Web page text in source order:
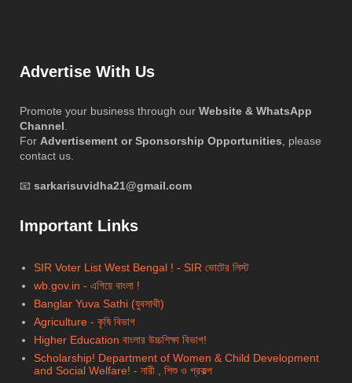
Advertise With Us
Promote your business through our Website & WhatsApp
Channel.
For Advertisement or Sponsorship Opportunities, please
contact us.
📧 sarkarisuvidha21@gmail.com
Important Links
SIR Voter List West Bengal ! - SIR ভোটের লিস্ট
wb.gov.in - এগিয়ে বাংলা !
Banglar Yuva Sathi (যুবসাথী)
Agriculture - কৃষি বিভাগ
Higher Education বাংলার উচ্চশিক্ষা বিভাগ!
Scholarship! Department of Women & Child Development
and Social Welfare! - নারী , শিশু ও প্রকল্প